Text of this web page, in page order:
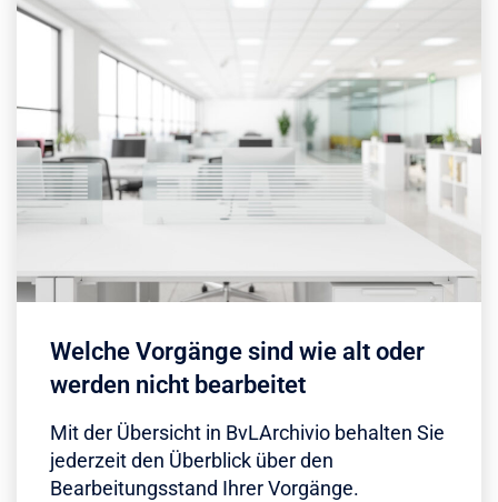
Welche Vorgänge sind wie alt oder
werden nicht bearbeitet
Mit der Übersicht in BvLArchivio behalten Sie
jederzeit den Überblick über den
Bearbeitungsstand Ihrer Vorgänge.